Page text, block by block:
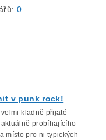
0
v punk rock!
kladně přijaté
probíhajícího
místo pro ni typických